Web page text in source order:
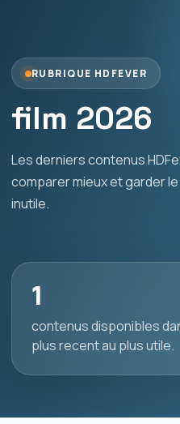
RUBRIQUE HDFEVER
film 2026
Les derniers contenus
comparer mieux et garder
inutile.
1
contenus disponibles
plus recent au plus utile.